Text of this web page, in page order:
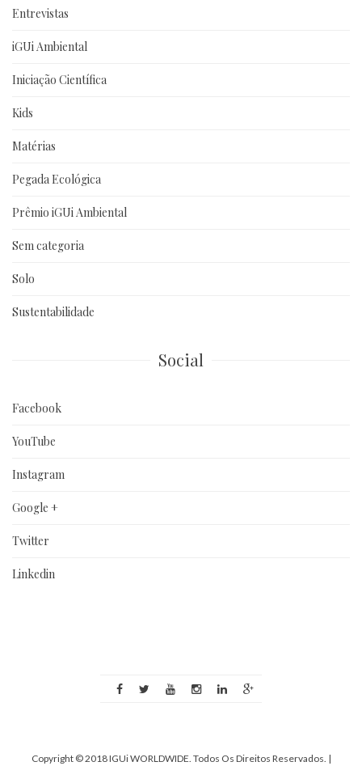
Entrevistas
iGUi Ambiental
Iniciação Científica
Kids
Matérias
Pegada Ecológica
Prêmio iGUi Ambiental
Sem categoria
Solo
Sustentabilidade
Social
Facebook
YouTube
Instagram
Google +
Twitter
Linkedin
Copyright © 2018 IGUi WORLDWIDE. Todos Os Direitos Reservados. |